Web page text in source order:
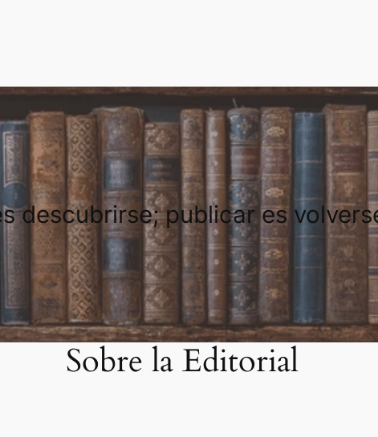
descubrirse; publicar es
Sobre la Editorial